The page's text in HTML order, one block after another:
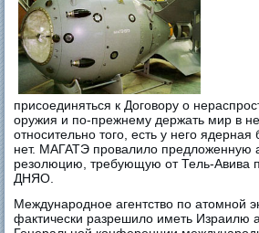
присоединяться к Договору о
оружия и по-прежнему держать мир в
относительно того, есть у него
нет. МАГАТЭ провалило предложенную
резолюцию, требующую от Тель-Авива
ДНЯО.
Международное агентство по атомной
фактически разрешило иметь Израилю